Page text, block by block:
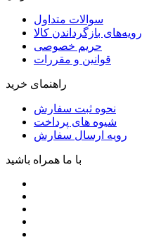
سوالات متداول
رویه‌های بازگرداندن کالا
حریم خصوصی
قوانین و مقررات
راهنمای خرید
نحوه ثبت سفارش
شیوه های پرداخت
رویه ارسال سفارش
با ما همراه باشید